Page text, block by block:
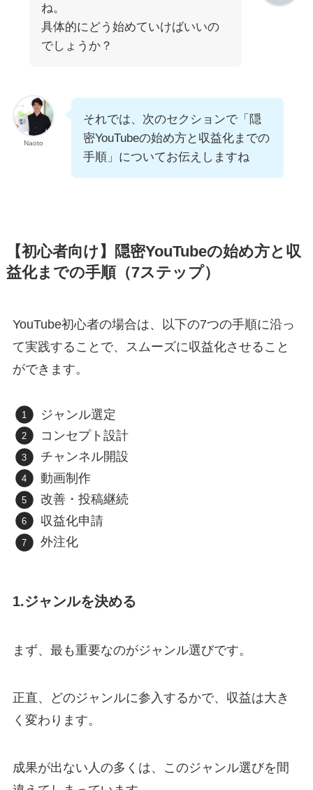
ね。
具体的にどう始めていけばいいの
でしょうか？
Naoto
それでは、次のセクションで「隠
密YouTubeの始め方と収益化までの
手順」についてお伝えしますね
【初心者向け】隠密YouTubeの始め方と収
益化までの手順（7ステップ）
YouTube初心者の場合は、以下の7つの手順に沿っ
て実践することで、スムーズに収益化させること
ができます。
ジャンル選定
コンセプト設計
チャンネル開設
動画制作
改善・投稿継続
収益化申請
外注化
1.ジャンルを決める
まず、最も重要なのがジャンル選びです。
正直、どのジャンルに参入するかで、収益は大き
く変わります。
成果が出ない人の多くは、このジャンル選びを間